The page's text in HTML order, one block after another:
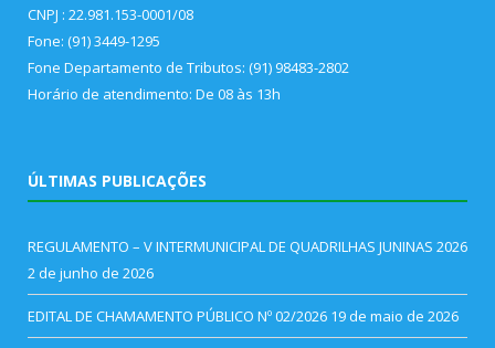
CNPJ : 22.981.153-0001/08
Fone: (91) 3449-1295
Fone Departamento de Tributos: (91) 98483-2802
Horário de atendimento: De 08 às 13h
ÚLTIMAS PUBLICAÇÕES
REGULAMENTO – V INTERMUNICIPAL DE QUADRILHAS JUNINAS 2026
2 de junho de 2026
EDITAL DE CHAMAMENTO PÚBLICO Nº 02/2026 19 de maio de 2026